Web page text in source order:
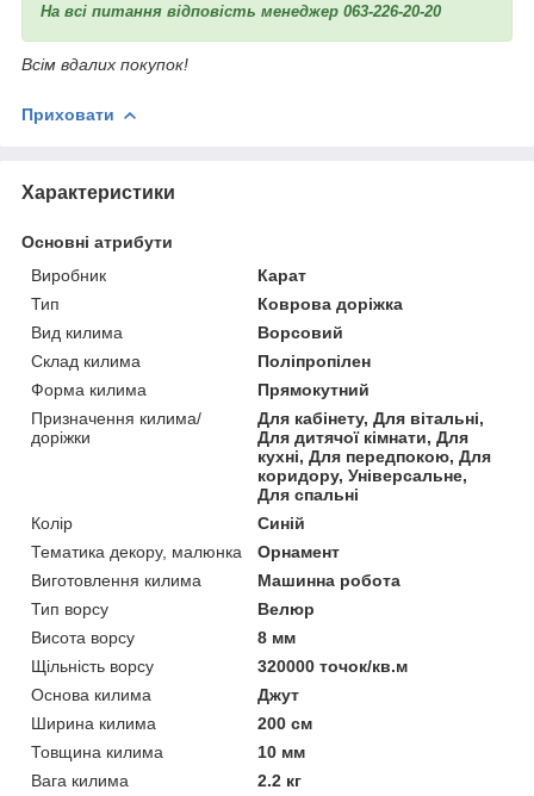
На всі питання відповість менеджер 063-226-20-20
Всім вдалих покупок!
Приховати
Характеристики
Основні атрибути
Виробник
Карат
Тип
Коврова доріжка
Вид килима
Ворсовий
Склад килима
Поліпропілен
Форма килима
Прямокутний
Призначення килима/
доріжки
Для кабінету, Для вітальні,
Для дитячої кімнати, Для
кухні, Для передпокою, Для
коридору, Універсальне,
Для спальні
Колір
Синій
Тематика декору, малюнка
Орнамент
Виготовлення килима
Машинна робота
Тип ворсу
Велюр
Висота ворсу
8 мм
Щільність ворсу
320000 точок/кв.м
Основа килима
Джут
Ширина килима
200 см
Товщина килима
10 мм
Вага килима
2.2 кг